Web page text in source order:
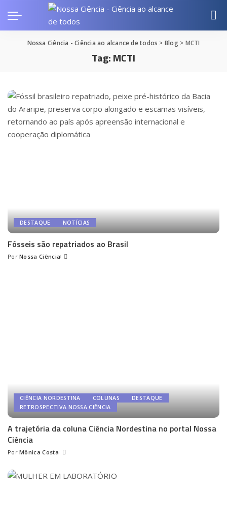
Nossa Ciência - Ciência ao alcance de todos > Blog> MCTI
Tag:MCTI
DESTAQUE NOTÍCIAS
Fósseis são repatriados ao Brasil
Posted
Por Nossa Ciência
CIÊNCIA NORDESTINA COLUNAS
DESTAQUE
RETROSPECTIVA NOSSA CIÊNCIA
A trajetória da coluna Ciência Nordestina no portal Nossa
Ciência
Posted
Por Mônica Costa